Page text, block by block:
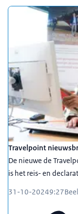
Travelpoint
De nieuwe de
is het reis- en
31-10-20249:27